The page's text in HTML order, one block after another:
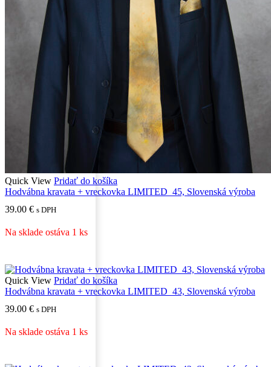
Quick View Pridať do košíka
Hodvábna kravata + vreckovka LIMITED_45, Slovenská výroba
39.00 € s DPH
Na sklade ostáva 1 ks
Quick View Pridať do košíka
Hodvábna kravata + vreckovka LIMITED_43, Slovenská výroba
39.00 € s DPH
Na sklade ostáva 1 ks